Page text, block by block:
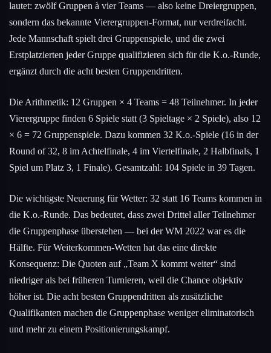
lautet: zwölf Gruppen à vier Teams — also keine Dreiergruppen,
sondern das bekannte Vierergruppen-Format, nur verdreifacht.
Jede Mannschaft spielt drei Gruppenspiele, und die zwei
Erstplatzierten jeder Gruppe qualifizieren sich für die K.o.-Runde,
ergänzt durch die acht besten Gruppendritten.
Die Arithmetik: 12 Gruppen × 4 Teams = 48 Teilnehmer. In jeder
Vierergruppe finden 6 Spiele statt (3 Spieltage × 2 Spiele), also 12
× 6 = 72 Gruppenspiele. Dazu kommen 32 K.o.-Spiele (16 in der
Round of 32, 8 im Achtelfinale, 4 im Viertelfinale, 2 Halbfinals, 1
Spiel um Platz 3, 1 Finale). Gesamtzahl: 104 Spiele in 39 Tagen.
Die wichtigste Neuerung für Wetter: 32 statt 16 Teams kommen in
die K.o.-Runde. Das bedeutet, dass zwei Drittel aller Teilnehmer
die Gruppenphase überstehen — bei der WM 2022 war es die
Hälfte. Für Weiterkommen-Wetten hat das eine direkte
Konsequenz: Die Quoten auf „Team X kommt weiter“ sind
niedriger als bei früheren Turnieren, weil die Chance objektiv
höher ist. Die acht besten Gruppendritten als zusätzliche
Qualifikanten machen die Gruppenphase weniger eliminatorisch
und mehr zu einem Positionierungskampf.